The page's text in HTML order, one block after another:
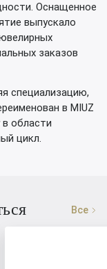
Оснащенное
выпускало
заказов
специализацию,
в MIUZ
в области
цикл.
Все